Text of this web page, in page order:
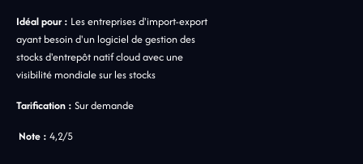
Idéal pour : Les entreprises d'import-export
ayant besoin d'un logiciel de gestion des
stocks d'entrepôt natif cloud avec une
visibilité mondiale sur les stocks
Tarification : Sur demande
Note : 4,2/5